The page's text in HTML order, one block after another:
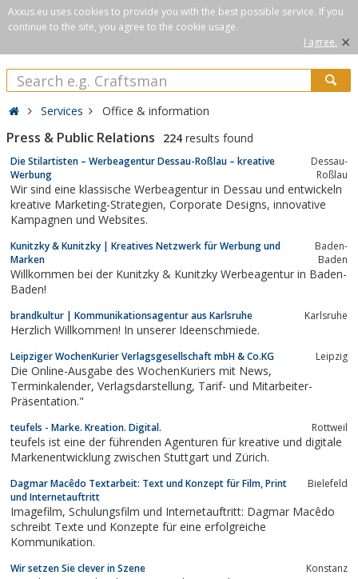
Axxus.eu uses cookies to provide you with the best possible service. If you
continue to the site, you agree to the cookie usage.
I agree. ×
Services Office & information
Press & Public Relations 224 results found
Die Stilartisten – Werbeagentur Dessau-Roßlau – kreative
Werbung
Dessau-
Roßlau
Wir sind eine klassische Werbeagentur in Dessau und entwickeln
kreative Marketing-Strategien, Corporate Designs, innovative
Kampagnen und Websites.
Kunitzky & Kunitzky | Kreatives Netzwerk für Werbung und
Marken
Baden-
Baden
Willkommen bei der Kunitzky & Kunitzky Werbeagentur in Baden-
Baden!
brandkultur | Kommunikationsagentur aus Karlsruhe Karlsruhe
Herzlich Willkommen! In unserer Ideenschmiede.
Leipziger WochenKurier Verlagsgesellschaft mbH & Co.KG Leipzig
Die Online-Ausgabe des WochenKuriers mit News,
Terminkalender, Verlagsdarstellung, Tarif- und Mitarbeiter-
Präsentation."
teufels - Marke. Kreation. Digital. Rottweil
teufels ist eine der führenden Agenturen für kreative und digitale
Markenentwicklung zwischen Stuttgart und Zürich.
Dagmar Macêdo Textarbeit: Text und Konzept für Film, Print
und Internetauftritt
Bielefeld
Imagefilm, Schulungsfilm und Internetauftritt: Dagmar Macêdo
schreibt Texte und Konzepte für eine erfolgreiche
Kommunikation.
Wir setzen Sie clever in Szene Konstanz